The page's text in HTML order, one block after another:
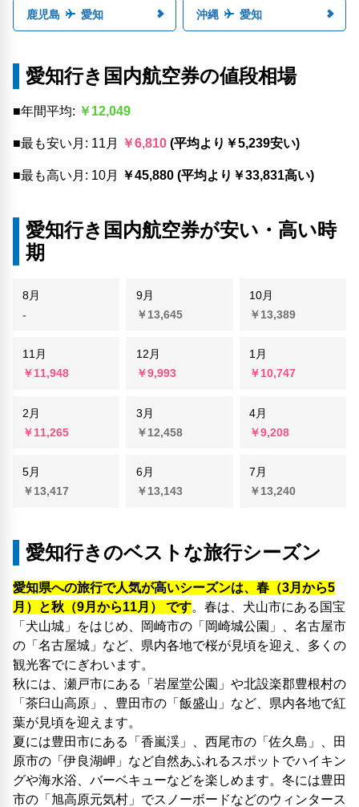
鹿児島 愛知 沖縄 愛知
愛知行き国内航空券の値段相場
■年間平均: ￥12,049
■最も安い月: 11月 ￥6,810 (平均より￥5,239安い)
■最も高い月: 10月 ￥45,880 (平均より￥33,831高い)
愛知行き国内航空券が安い・高い時
期
8月
-
9月
￥13,645
10月
￥13,389
11月
￥11,948
12月
￥9,993
1月
￥10,747
2月
￥11,265
3月
￥12,458
4月
￥9,208
5月
￥13,417
6月
￥13,143
7月
￥13,240
愛知行きのベストな旅行シーズン
愛知県への旅行で人気が高いシーズンは、春（3月から5
月）と秋（9月から11月） です。春は、犬山市にある国宝
「犬山城」をはじめ、岡崎市の「岡崎城公園」、名古屋市
の「名古屋城」など、県内各地で桜が見頃を迎え、多くの
観光客でにぎわいます。
秋には、瀬戸市にある「岩屋堂公園」や北設楽郡豊根村の
「茶臼山高原」、豊田市の「飯盛山」など、県内各地で紅
葉が見頃を迎えます。
夏には豊田市にある「香嵐渓」、西尾市の「佐久島」、田
原市の「伊良湖岬」など自然あふれるスポットでハイキン
グや海水浴、バーベキューなどを楽しめます。冬には豊田
市の「旭高原元気村」でスノーボードなどのウィンタース